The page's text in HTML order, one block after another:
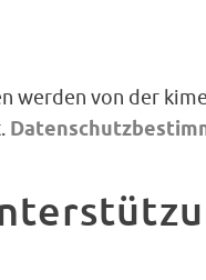
werden von der